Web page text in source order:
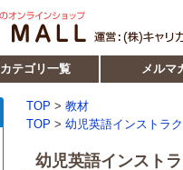
カテゴリ一覧 メルマ
TOP > 教材
TOP > 幼児英語インストラ
幼児英語インスト